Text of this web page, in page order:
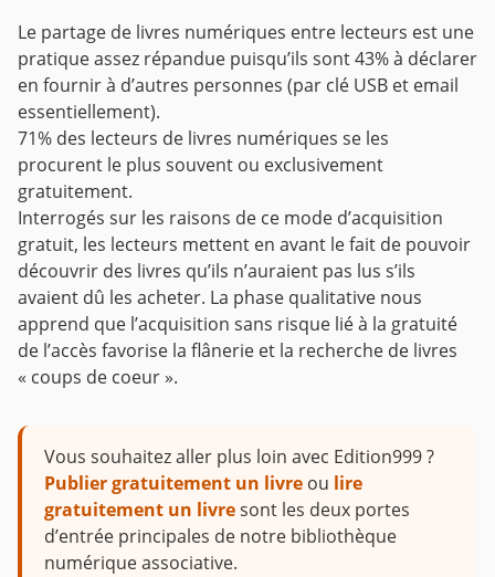
Le partage de livres numériques entre lecteurs est une
pratique assez répandue puisqu’ils sont 43% à déclarer
en fournir à d’autres personnes (par clé USB et email
essentiellement).
71% des lecteurs de livres numériques se les
procurent le plus souvent ou exclusivement
gratuitement.
Interrogés sur les raisons de ce mode d’acquisition
gratuit, les lecteurs mettent en avant le fait de pouvoir
découvrir des livres qu’ils n’auraient pas lus s’ils
avaient dû les acheter. La phase qualitative nous
apprend que l’acquisition sans risque lié à la gratuité
de l’accès favorise la flânerie et la recherche de livres
« coups de coeur ».
Vous souhaitez aller plus loin avec Edition999 ?
Publier gratuitement un livre ou lire
gratuitement un livresont les deux portes
d’entrée principales de notre bibliothèque
numérique associative.